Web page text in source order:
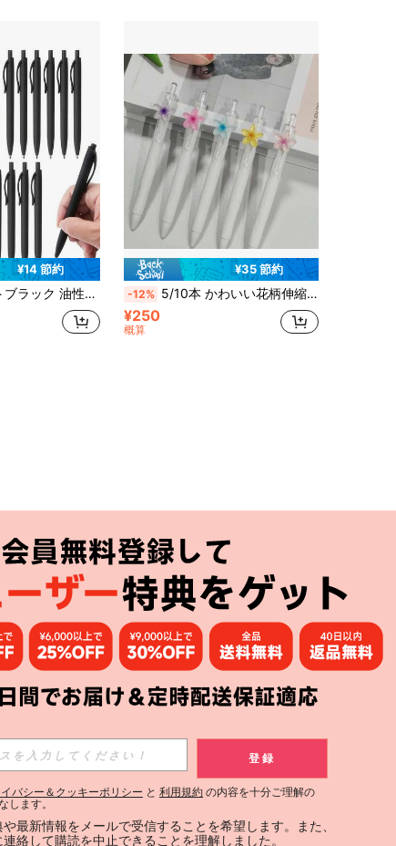
¥14 節約
伸縮式&携帯性、快適なグリップ、スムーズな書き心地、学校や職場での大量購入に最適
¥35 節約
-12% 5/10本 かわいい花柄伸縮式ボールペン、0.5mm、クリエイティブ文房具セット、日常のオフィスに最適、ギフトセット、ファッションペンセット、耐久性のある素材、新学期必需品、学校用品
¥250
概算
アプリ
購読
登録する
登録
バシー＆クッキーポリシー と 利用規約 の内容を十分ご理解の
します。
最新情報をメールで受信することを希望します。また、
絡して購読を中止できることを理解しました。